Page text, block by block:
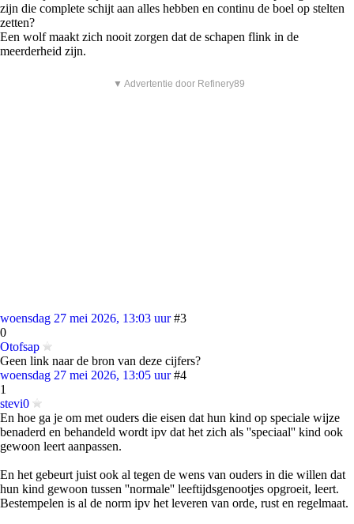
zijn die complete schijt aan alles hebben en continu de boel op stelten
zetten?
Een wolf maakt zich nooit zorgen dat de schapen flink in de
meerderheid zijn.
▼ Advertentie door Refinery89
woensdag 27 mei 2026, 13:03 uur #3
0
Otofsap
Geen link naar de bron van deze cijfers?
woensdag 27 mei 2026, 13:05 uur #4
1
stevi0
En hoe ga je om met ouders die eisen dat hun kind op speciale wijze
benaderd en behandeld wordt ipv dat het zich als ''speciaal'' kind ook
gewoon leert aanpassen.
En het gebeurt juist ook al tegen de wens van ouders in die willen dat
hun kind gewoon tussen ''normale'' leeftijdsgenootjes opgroeit, leert.
Bestempelen is al de norm ipv het leveren van orde, rust en regelmaat.